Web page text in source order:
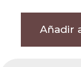
Añadir